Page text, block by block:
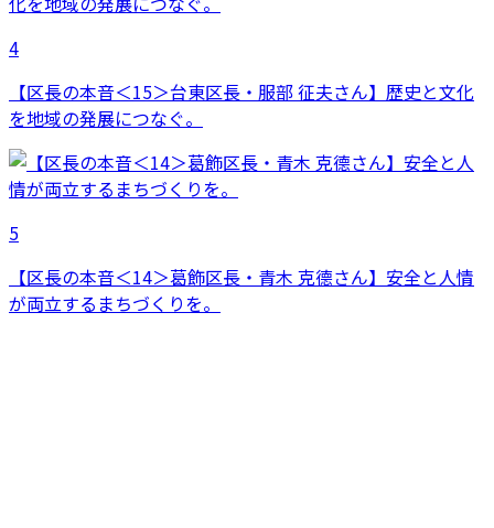
4
【区長の本音＜15＞台東区長・服部 征夫さん】歴史と文化
を地域の発展につなぐ。
5
【区長の本音＜14＞葛飾区長・青木 克德さん】安全と人情
が両立するまちづくりを。